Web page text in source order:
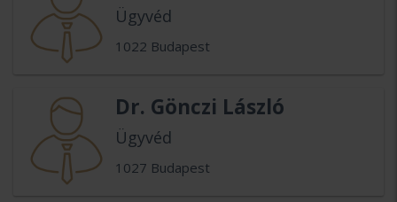
Ügyvéd
1022 Budapest
Dr. Gönczi László
Ügyvéd
1027 Budapest